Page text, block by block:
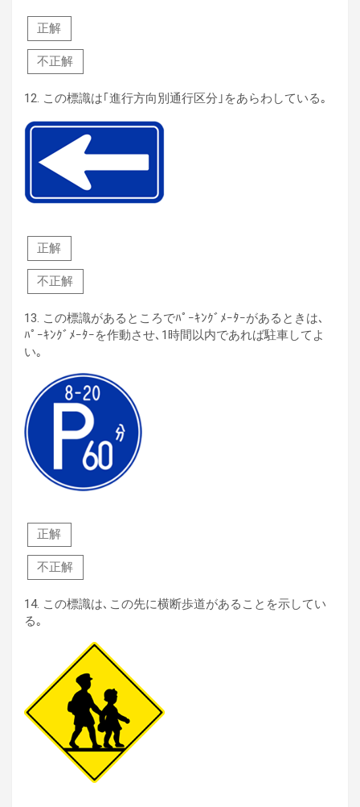
正解
不正解
12. この標識は｢進行方向別通行区分｣をあらわしている｡
正解
不正解
13. この標識があるところでﾊﾟｰｷﾝｸﾞﾒｰﾀｰがあるときは､
ﾊﾟｰｷﾝｸﾞﾒｰﾀｰを作動させ､1時間以内であれば駐車してよ
い｡
正解
不正解
14. この標識は､この先に横断歩道があることを示してい
る｡